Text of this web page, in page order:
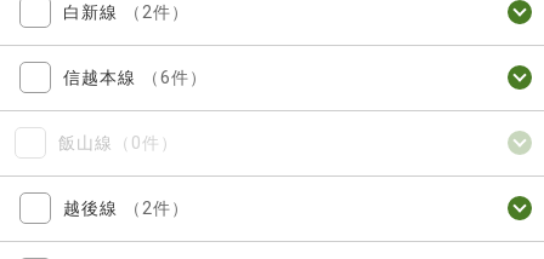
白新線 （2件）
信越本線 （6件）
飯山線 （0件）
越後線 （2件）